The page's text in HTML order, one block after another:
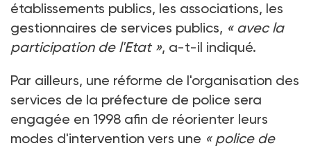
établissements publics, les associations, les
gestionnaires de services publics, « avec la
participation de l'Etat », a-t-il indiqué.
Par ailleurs, une réforme de l'organisation des
services de la préfecture de police sera
engagée en 1998 afin de réorienter leurs
modes d'intervention vers une « police de